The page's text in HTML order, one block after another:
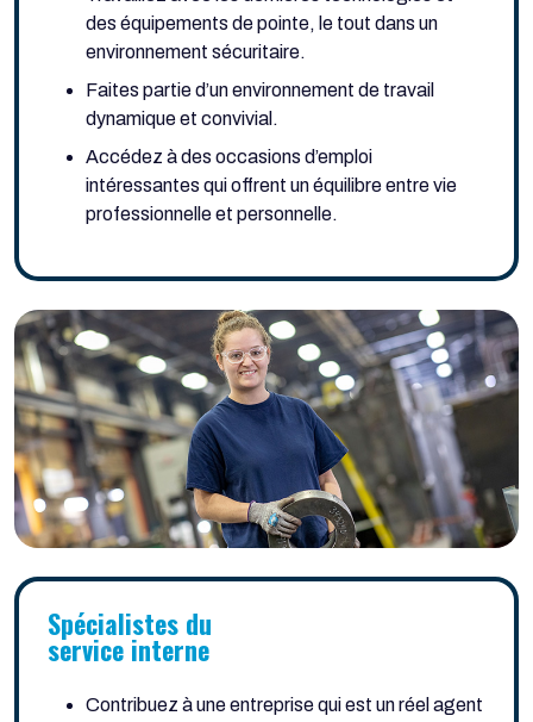
des équipements de pointe, le tout dans un
environnement sécuritaire.
Faites partie d’un environnement de travail
dynamique et convivial.
Accédez à des occasions d’emploi
intéressantes qui offrent un équilibre entre vie
professionnelle et personnelle.
Spécialistes du
service interne
Contribuez à une entreprise qui est un réel agent